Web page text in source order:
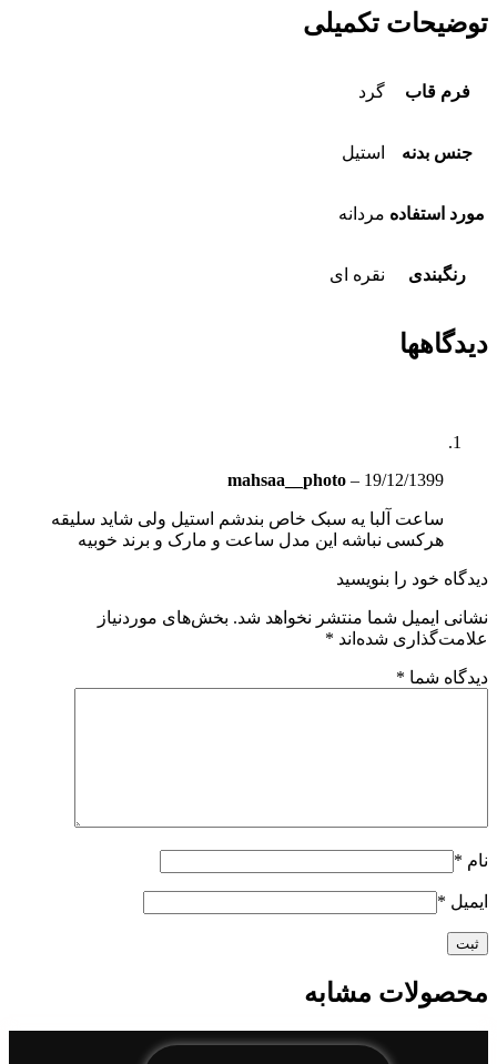
توضیحات تکمیلی
فرم قاب گرد
جنس بدنه استیل
مورد استفاده مردانه
رنگبندی نقره ای
دیدگاهها
mahsaa__photo – 19/12/1399
ساعت آلبا یه سبک خاص بندشم استیل ولی شاید سلیقه
هرکسی نباشه این مدل ساعت و مارک و برند خوبیه
دیدگاه خود را بنویسید
نشانی ایمیل شما منتشر نخواهد شد. بخش‌های موردنیاز
علامت‌گذاری شده‌اند *
دیدگاه شما *
نام *
ایمیل *
محصولات مشابه